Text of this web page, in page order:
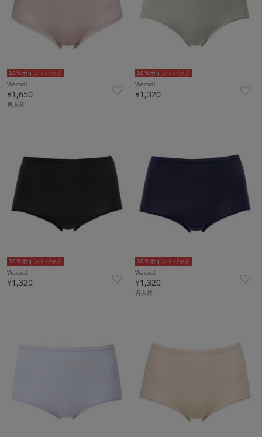
10％ポイントバック
Wacoal
¥1,650
再入荷
10％ポイントバック
Wacoal
¥1,320
10％ポイントバック
Wacoal
¥1,320
10％ポイントバック
Wacoal
¥1,320
再入荷